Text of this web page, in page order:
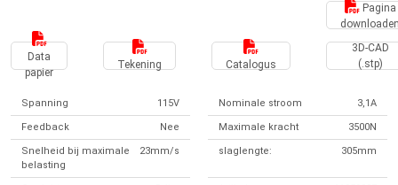
Norsk (NOK)
Suomi (EUR)
Svenska (SEK)
Pagina
Data
papier
Tekening Catalogus
3D-CAD
(.stp)
Spanning 115V Nominale stroom 3,1A
Feedback Nee Maximale kracht 3500N
Snelheid bij maximale
belasting
23mm/s slaglengte: 305mm